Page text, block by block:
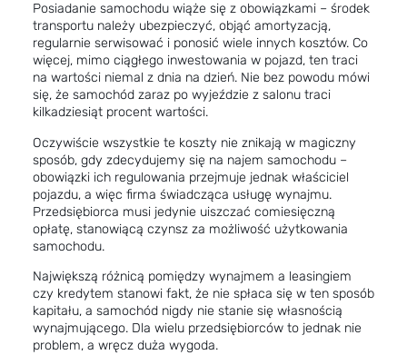
Posiadanie samochodu wiąże się z obowiązkami – środek
transportu należy ubezpieczyć, objąć amortyzacją,
regularnie serwisować i ponosić wiele innych kosztów. Co
więcej, mimo ciągłego inwestowania w pojazd, ten traci
na wartości niemal z dnia na dzień. Nie bez powodu mówi
się, że samochód zaraz po wyjeździe z salonu traci
kilkadziesiąt procent wartości.
Oczywiście wszystkie te koszty nie znikają w magiczny
sposób, gdy zdecydujemy się na najem samochodu –
obowiązki ich regulowania przejmuje jednak właściciel
pojazdu, a więc firma świadcząca usługę wynajmu.
Przedsiębiorca musi jedynie uiszczać comiesięczną
opłatę, stanowiącą czynsz za możliwość użytkowania
samochodu.
Największą różnicą pomiędzy wynajmem a leasingiem
czy kredytem stanowi fakt, że nie spłaca się w ten sposób
kapitału, a samochód nigdy nie stanie się własnością
wynajmującego. Dla wielu przedsiębiorców to jednak nie
problem, a wręcz duża wygoda.